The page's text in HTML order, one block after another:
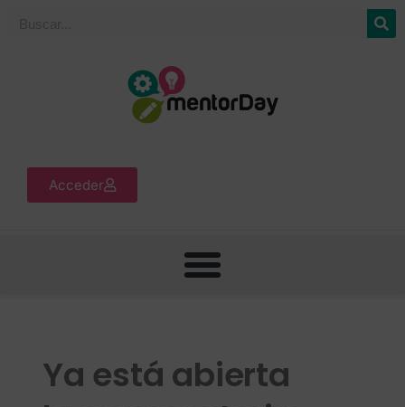
Acceder
Ya está abierta